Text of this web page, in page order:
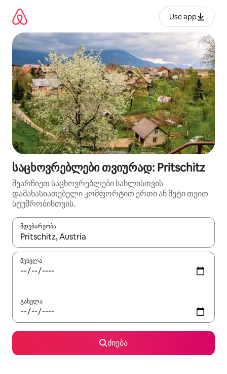
გადასვლა
Use app
საცხოვრებლები თვიურად: Pritschitz
შეარჩიეთ საცხოვრებლები სახლისთვის
დამახასიათებელი კომფორტით ერთი ან მეტი თვით
სტუმრობისთვის.
მდებარეობა
როცა შედეგები ხელმისაწვდომი გახდება, ნავიგაციისთვის
შესვლა
გასვლა
ძიება